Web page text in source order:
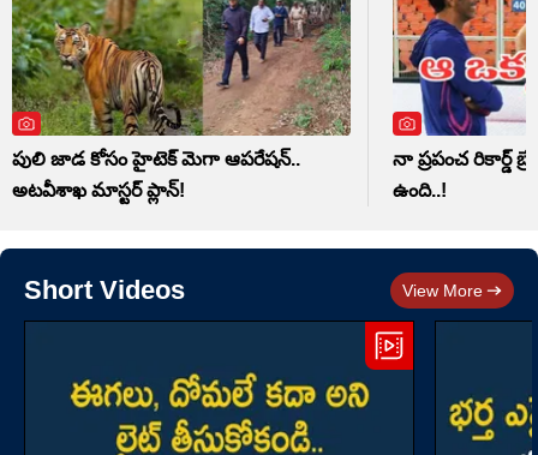
పులి జాడ కోసం హైటెక్ మెగా ఆపరేషన్..
అటవీశాఖ మాస్టర్‌ ప్లాన్‌!
నా ప్రపంచ రికార్డ్
ఉంది..!
Short Videos View More